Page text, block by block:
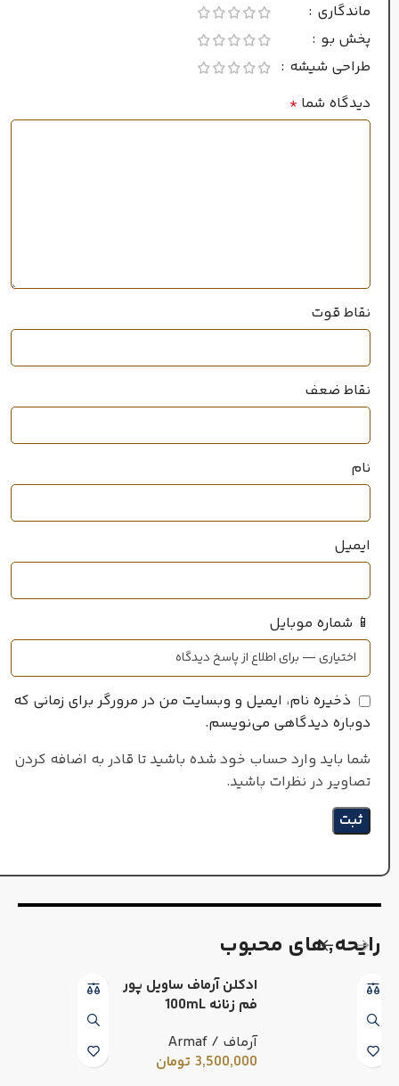
زنانه/مردانه
ماندگاری
پخش بو
طراحی شیشه
دیدگاه شما *
نقاط قوت
نقاط ضعف
نام
ایمیل
📱 شماره موبایل
ذخیره نام، ایمیل و وبسایت من در مرورگر برای زمانی که
دوباره دیدگاهی می‌نویسم.
شما باید وارد حساب خود شده باشید تا قادر به اضافه کردن
تصاویر در نظرات باشید.
رایحه٬های محبوب
ادکلن آرماف ساویل پور
فم زنانه 100mL
آرماف / Armaf
3,500,000 تومان